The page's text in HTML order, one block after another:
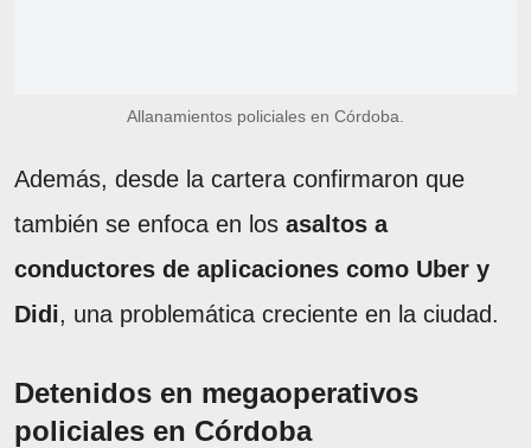
Allanamientos policiales en Córdoba.
Además, desde la cartera confirmaron que
también se enfoca en los asaltos a
conductores de aplicaciones como Uber y
Didi, una problemática creciente en la ciudad.
Detenidos en megaoperativos
policiales en Córdoba